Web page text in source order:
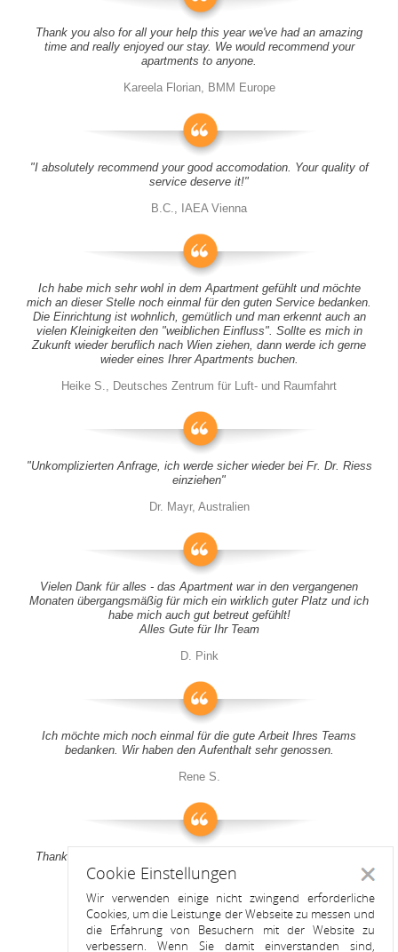
Thank you also for all your help this year we've had an amazing
time and really enjoyed our stay. We would recommend your
apartments to anyone.
Kareela Florian, BMM Europe
"I absolutely recommend your good accomodation. Your quality of
service deserve it!"
B.C., IAEA Vienna
Ich habe mich sehr wohl in dem Apartment gefühlt und möchte
mich an dieser Stelle noch einmal für den guten Service bedanken.
Die Einrichtung ist wohnlich, gemütlich und man erkennt auch an
vielen Kleinigkeiten den "weiblichen Einfluss". Sollte es mich in
Zukunft wieder beruflich nach Wien ziehen, dann werde ich gerne
wieder eines Ihrer Apartments buchen.
Heike S., Deutsches Zentrum für Luft- und Raumfahrt
"Unkomplizierten Anfrage, ich werde sicher wieder bei Fr. Dr. Riess
einziehen"
Dr. Mayr, Australien
Vielen Dank für alles - das Apartment war in den vergangenen
Monaten übergangsmäßig für mich ein wirklich guter Platz und ich
habe mich auch gut betreut gefühlt!
Alles Gute für Ihr Team
D. Pink
Ich möchte mich noch einmal für die gute Arbeit Ihres Teams
bedanken. Wir haben den Aufenthalt sehr genossen.
Rene S.
Thank you all for your support! It was a pleasure to stay at your
apartment
Anitah S.
Cookie Einstellungen
Wir verwenden einige nicht zwingend erforderliche
Cookies, um die Leistunge der Webseite zu messen und
die Erfahrung von Besuchern mit der Website zu
verbessern. Wenn Sie damit einverstanden sind,